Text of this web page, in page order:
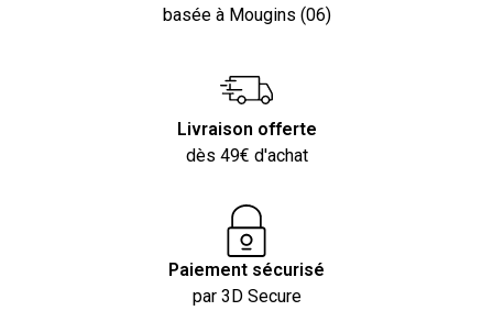
basée à Mougins (06)
Livraison offerte
dès 49€ d'achat
Paiement sécurisé
par 3D Secure